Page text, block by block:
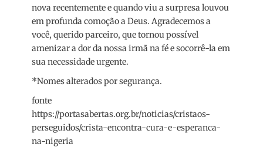
nova recentemente e quando viu a surpresa louvou
em profunda comoção a Deus. Agradecemos a
você, querido parceiro, que tornou possível
amenizar a dor da nossa irmã na fé e socorrê-la em
sua necessidade urgente.
*Nomes alterados por segurança.
fonte
https://portasabertas.org.br/noticias/cristaos-
perseguidos/crista-encontra-cura-e-esperanca-
na-nigeria